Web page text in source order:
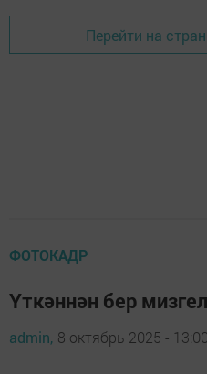
Перейти на
ФОТОКАДР
Үткәннән бер мизгел
admin, 8 октябрь 2025 - 13:00